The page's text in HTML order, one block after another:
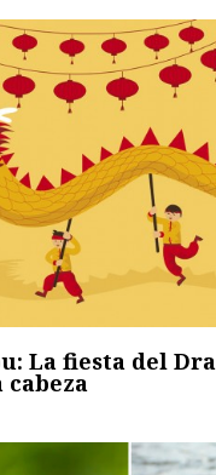
La fiesta del